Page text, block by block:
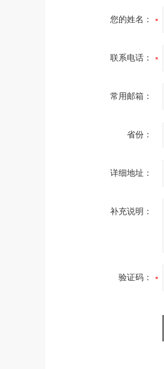
您的姓名：
联系电话：
常用邮箱：
省份：
详细地址：
补充说明：
验证码：